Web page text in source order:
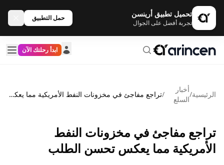
تحميل تطبيق أرينسن
تجربة أفضل على الجوال
حمل التطبيق
ابدأ رحلتك الآن
الرئيسية/
أخبار
السلع
/ تراجع مفاجئ في مخزونات النفط الأمريكية مما يعكس تحسن الطلب
تراجع مفاجئ في مخزونات النفط
الأمريكية مما يعكس تحسن الطلب